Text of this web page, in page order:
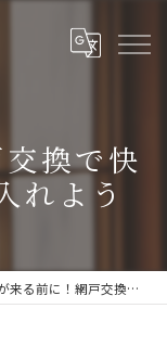
換で快
れよう
前に！網戸交換で快適な風通しを手に入れよう